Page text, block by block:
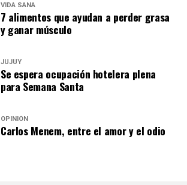
VIDA SANA
7 alimentos que ayudan a perder grasa
y ganar músculo
JUJUY
Se espera ocupación hotelera plena
para Semana Santa
OPINIÓN
Carlos Menem, entre el amor y el odio